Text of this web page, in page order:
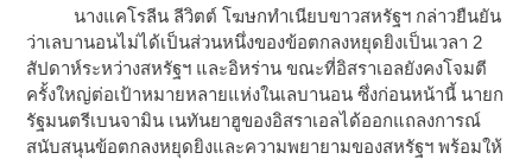
นางแคโรลีน ลีวิตต์ โฆษกทำเนียบขาวสหรัฐฯ กล่าวยืนยัน
ว่าเลบานอนไม่ได้เป็นส่วนหนึ่งของข้อตกลงหยุดยิงเป็นเวลา 2
สัปดาห์ระหว่างสหรัฐฯ และอิหร่าน ขณะที่อิสราเอลยังคงโจมตี
ครั้งใหญ่ต่อเป้าหมายหลายแห่งในเลบานอน ซึ่งก่อนหน้านี้ นายก
รัฐมนตรีเบนจามิน เนทันยาฮูของอิสราเอลได้ออกแถลงการณ์
สนับสนุนข้อตกลงหยุดยิงและความพยายามของสหรัฐฯ พร้อมให้